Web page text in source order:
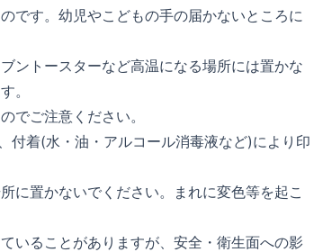
です。幼児やこどもの手の届かないところに
ントースターなど高温になる場所には置かな
。
でご注意ください。
付着(水・油・アルコール消毒液など)により印
に置かないでください。まれに変色等を起こ
いることがありますが、安全・衛生面への影